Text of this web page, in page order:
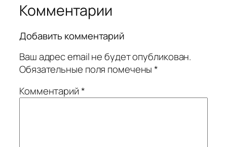
Комментарии
Добавить комментарий
Ваш адрес email не будет опубликован.
Обязательные поля помечены*
Комментарий*